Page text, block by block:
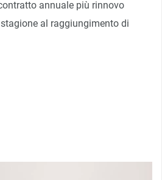
annuale più rinnovo
al raggiungimento di